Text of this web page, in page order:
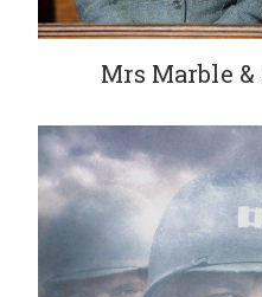
Mrs Marble